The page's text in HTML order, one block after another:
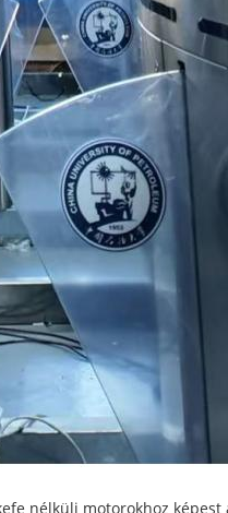
nélküli motorokhoz